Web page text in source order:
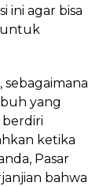
ini agar bisa
untuk
yang
ketika
Pasar
bahwa